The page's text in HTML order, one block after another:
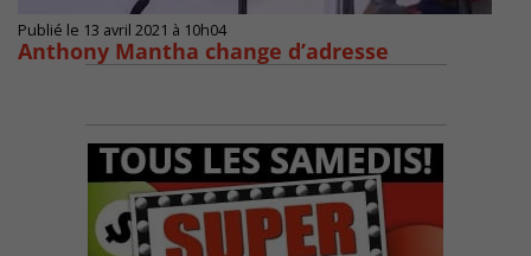
Publié le 13 avril 2021 à 10h04
Anthony Mantha change d’adresse